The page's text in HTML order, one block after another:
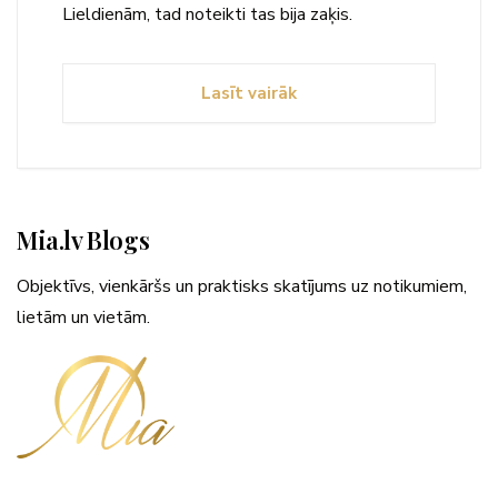
Lieldienām, tad noteikti tas bija zaķis.
Lasīt vairāk
Mia.lv Blogs
Objektīvs, vienkāršs un praktisks skatījums uz notikumiem,
lietām un vietām.